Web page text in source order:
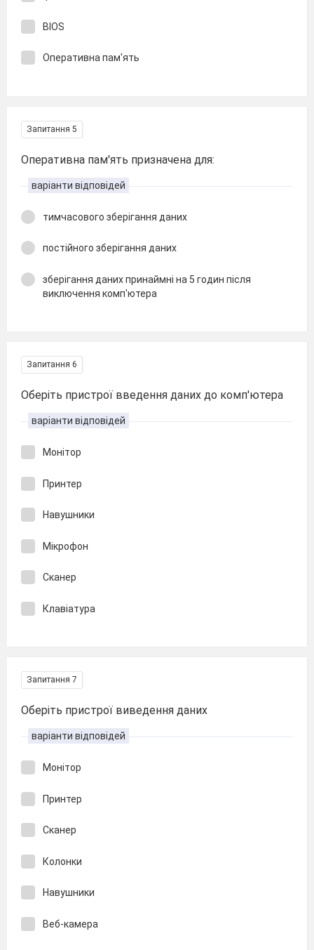
BIOS
Оперативна пам'ять
Запитання 5
Оперативна пам'ять призначена для:
варіанти відповідей
тимчасового зберігання даних
постійного зберігання даних
зберігання даних принаймні на 5 годин після
виключення комп'ютера
Запитання 6
Оберіть пристрої введення даних до комп'ютера
варіанти відповідей
Монітор
Принтер
Навушники
Мікрофон
Сканер
Клавіатура
Запитання 7
Оберіть пристрої виведення даних
варіанти відповідей
Монітор
Принтер
Сканер
Колонки
Навушники
Веб-камера